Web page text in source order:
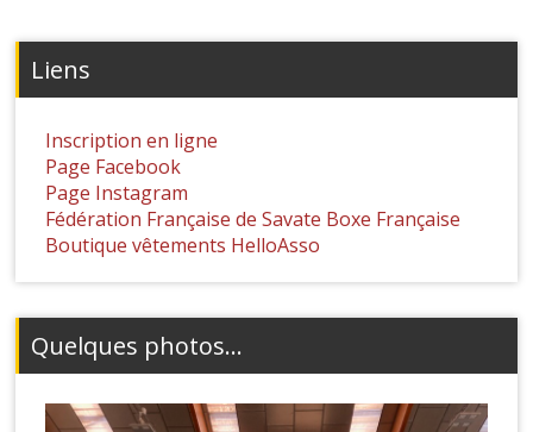
Liens
Inscription en ligne
Page Facebook
Page Instagram
Fédération Française de Savate Boxe Française
Boutique vêtements HelloAsso
Quelques photos...